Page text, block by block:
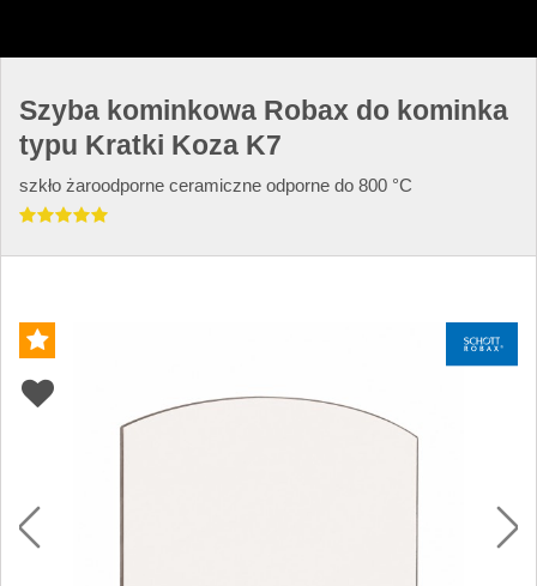
Szyba kominkowa Robax do kominka
typu Kratki Koza K7
szkło żaroodporne ceramiczne odporne do 800 °C